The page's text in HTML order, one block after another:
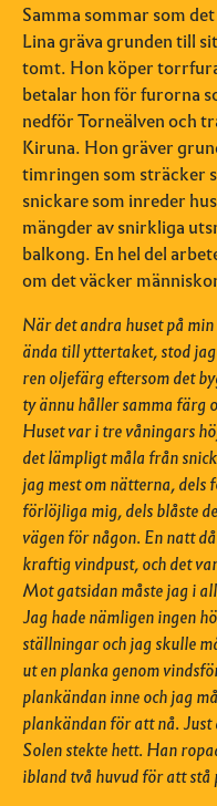
Samma sommar som
Lina gräva grunden till
tomt. Hon köper
betalar hon för furorna
nedför Torneälven och
Kiruna. Hon gräver
timringen som sträcker
snickare som inreder
mängder av snirkliga
balkong. En hel del
om det väcker
När det andra huset på
ända till yttertaket, stod
ren oljefärg eftersom det
ty ännu håller samma färg
Huset var i tre våningars
det lämpligt måla från
jag mest om nätterna, dels
förlöjliga mig, dels blåste
vägen för någon. En natt
kraftig vindpust, och det
Mot gatsidan måste jag i
Jag hade nämligen ingen
ställningar och jag skulle
ut en planka genom
plankändan inne och jag
plankändan för att nå.
Solen stekte hett. Han
ibland två huvud för att stå